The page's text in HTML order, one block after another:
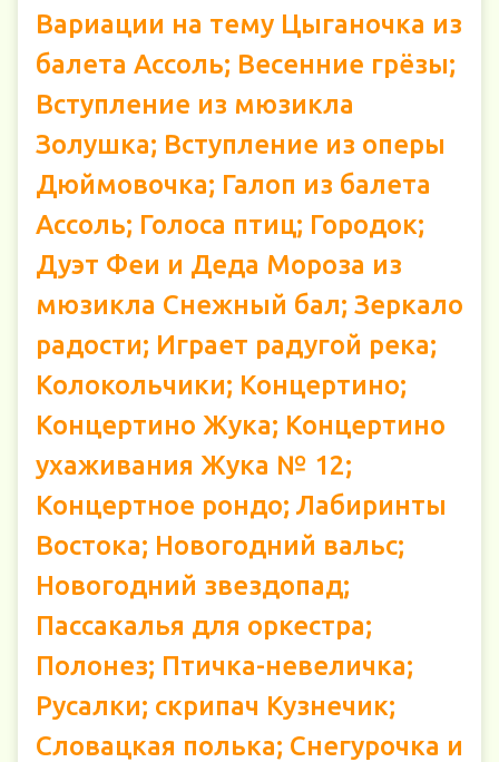
Вариации на тему Цыганочка из
балета Ассоль; Весенние грёзы;
Вступление из мюзикла
Золушка; Вступление из оперы
Дюймовочка; Галоп из балета
Ассоль; Голоса птиц; Городок;
Дуэт Феи и Деда Мороза из
мюзикла Снежный бал; Зеркало
радости; Играет радугой река;
Колокольчики; Концертино;
Концертино Жука; Концертино
ухаживания Жука № 12;
Концертное рондо; Лабиринты
Востока; Новогодний вальс;
Новогодний звездопад;
Пассакалья для оркестра;
Полонез; Птичка-невеличка;
Русалки; скрипач Кузнечик;
Словацкая полька; Снегурочка и